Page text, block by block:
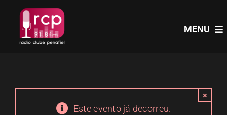
content
MENU
PROGRAMAS
Este evento já decorreu.
×